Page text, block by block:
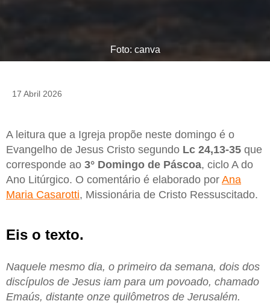
Foto: canva
17 Abril 2026
A leitura que a Igreja propõe neste domingo é o
Evangelho de Jesus Cristo segundo Lc 24,13-35 que
corresponde ao 3° Domingo de Páscoa, ciclo A do
Ano Litúrgico. O comentário é elaborado por Ana
Maria Casarotti, Missionária de Cristo Ressuscitado.
Eis o texto.
Naquele mesmo dia, o primeiro da semana, dois dos
discípulos de Jesus iam para um povoado, chamado
Emaús, distante onze quilômetros de Jerusalém.